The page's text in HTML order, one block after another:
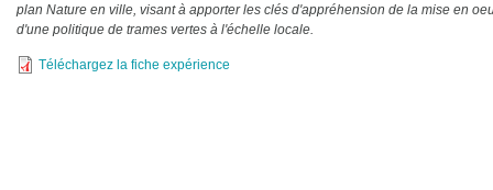
plan Nature en ville, visant à apporter les clés d'appréhension de la mise en
d'une politique de trames vertes à l'échelle locale.
Téléchargez la fiche expérience